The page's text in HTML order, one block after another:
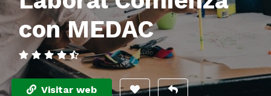
con MEDAC
Visitar web